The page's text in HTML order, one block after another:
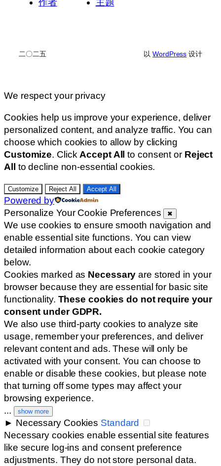
作者 主题
二〇二五 以WordPress 设计
We respect your privacy
Cookies help us improve your experience, deliver
personalized content, and analyze traffic. You can
choose which cookies to allow by clicking
Customize. Click Accept All to consent or Reject
All to decline non-essential cookies.
Customize Reject All Accept All
Powered by
Personalize Your Cookie Preferences
✖
We use cookies to ensure smooth navigation and
enable essential site functions. You can view
detailed information about each cookie category
below.
Cookies marked as Necessary are stored in your
browser because they are essential for basic site
functionality. These cookies do not require your
consent under GDPR.
We also use third-party cookies to analyze site
usage, remember your preferences, and deliver
relevant content and ads. These will only be
activated with your consent. You can choose to
enable or disable these cookies, but please note
that turning off some types may affect your
browsing experience.
...
show more
► Necessary Cookies Standard
Necessary cookies enable essential site features
like secure log-ins and consent preference
adjustments. They do not store personal data.